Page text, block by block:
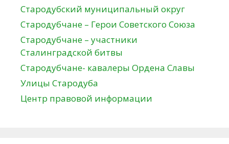
Стародубский муниципальный округ
Стародубчане – Герои Советского Союза
Стародубчане – участники
Сталинградской битвы
Стародубчане- кавалеры Ордена Славы
Улицы Стародуба
Центр правовой информации